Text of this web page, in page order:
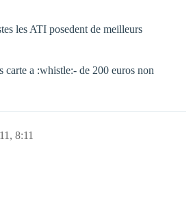
les ATI posedent de meilleurs
carte a :whistle:- de 200 euros non
8:11